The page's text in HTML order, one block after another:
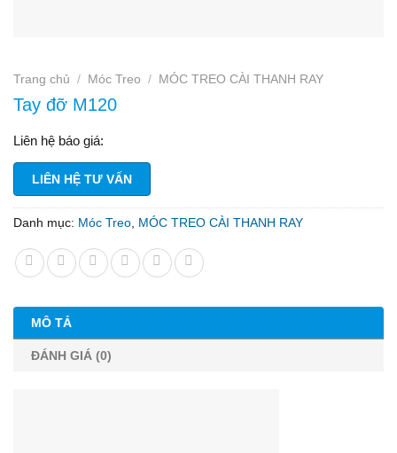
Trang chủ / Móc Treo / MÓC TREO CÀI THANH RAY
Tay đỡ M120
Liên hệ báo giá:
LIÊN HỆ TƯ VẤN
Danh mục: Móc Treo MÓC TREO CÀI THANH RAY
MÔ TẢ
ĐÁNH GIÁ (0)